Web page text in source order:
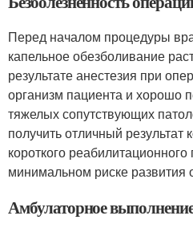
Перед началом процедуры
капельное обезболивание
результате анестезия при
организм пациента и хорошо
тяжелых сопутствующих
получить отличный результат
короткого
минимальном риске развития
Амбулаторное